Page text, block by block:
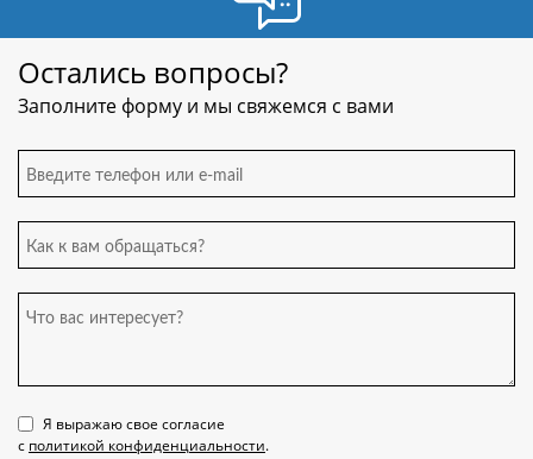
Остались вопросы?
Заполните форму и мы свяжемся с вами
Введите телефон или e-mail
Как к вам обращаться?
Что вас интересует?
Я выражаю свое согласие
с политикой конфиденциальности.